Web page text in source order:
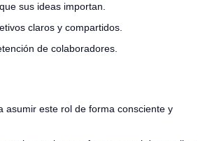
sus ideas importan.
claros y compartidos.
de colaboradores.
asumir este rol de forma consciente y